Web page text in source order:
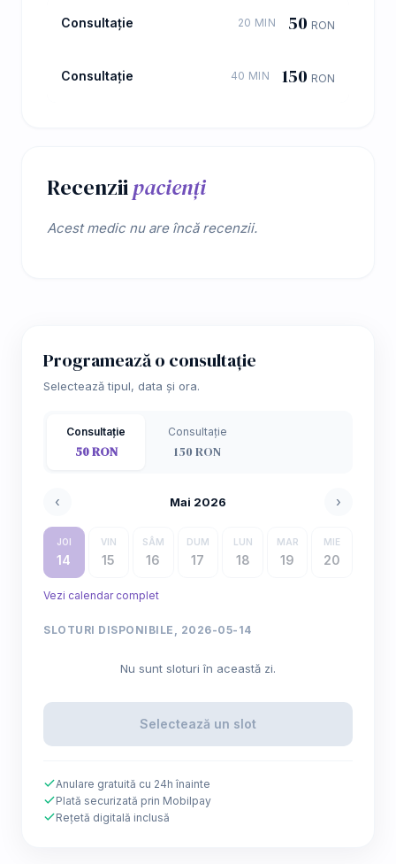
Consultație 20 MIN 50 RON
Consultație 40 MIN 150 RON
Recenziipacienți
Acest medic nu are încă recenzii.
Programează o consultație
Selectează tipul, data și ora.
Consultație
50 RON
Consultație
150 RON
‹ Mai 2026 ›
JOI
14
VIN
15
SÂM
16
DUM
17
LUN
18
MAR
19
MIE
20
Vezi calendar complet
SLOTURI DISPONIBILE, 2026-05-14
Nu sunt sloturi în această zi.
Selectează un slot
Anulare gratuită cu 24h înainte
Plată securizată prin Mobilpay
Rețetă digitală inclusă